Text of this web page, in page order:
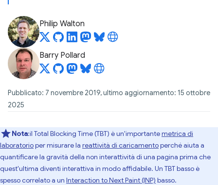
Philip Walton
Barry Pollard
Pubblicato: 7 novembre 2019, ultimo aggiornamento: 15 ottobre
2025
Nota:il Total Blocking Time (TBT) è un'importantemetrica di
laboratorioper misurare la reattività di caricamentoperché aiuta a
quantificare la gravità della non interattività di una pagina prima che
quest'ultima diventi interattiva in modo affidabile. Un TBT basso è
spesso correlato a un Interaction to Next Paint (INP) basso.